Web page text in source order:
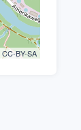
CC-BY-SA